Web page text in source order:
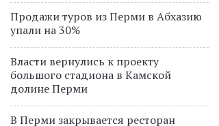
Продажи туров из Перми в Абхазию
упали на 30%
Власти вернулись к проекту
большого стадиона в Камской
долине Перми
В Перми закрывается ресторан